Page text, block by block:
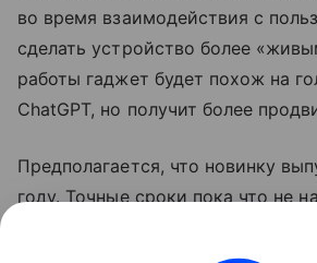
во время взаимодействия с
сделать устройство более
работы гаджет будет похож на
ChatGPT, но получит более
Предполагается, что новинку
году. Точные сроки пока что не
выпустиласвой